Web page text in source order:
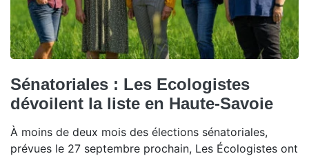
Sénatoriales : Les Ecologistes
dévoilent la liste en Haute-Savoie
À moins de deux mois des élections sénatoriales,
prévues le 27 septembre prochain, Les Écologistes ont